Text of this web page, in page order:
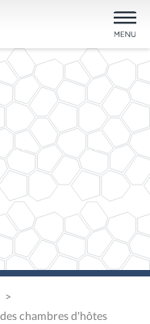
chambres d'hôtes